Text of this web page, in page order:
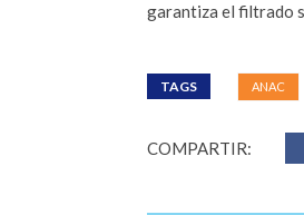
garantiza el filtrado
TAGS ANAC
COMPARTIR: